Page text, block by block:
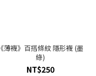
《薄襪》百搭條紋 隱形襪 (墨
綠)
NT$250